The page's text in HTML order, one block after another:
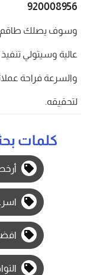
920008956
وسوف يصلك طاقم
عالية وسيتولي
والسرعة فراحة
لتحقيقه.
كلمات